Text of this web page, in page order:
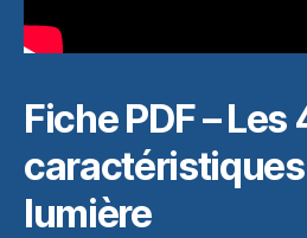
Fiche PDF – Les
caractéristiques
lumière